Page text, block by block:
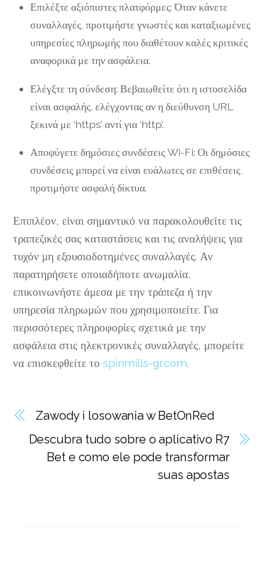
Επιλέξτε αξιόπιστες πλατφόρμες: Όταν κάνετε
συναλλαγές, προτιμήστε γνωστές και καταξιωμένες
υπηρεσίες πληρωμής που διαθέτουν καλές κριτικές
αναφορικά με την ασφάλεια.
Ελέγξτε τη σύνδεση: Βεβαιωθείτε ότι η ιστοσελίδα
είναι ασφαλής, ελέγχοντας αν η διεύθυνση URL
ξεκινά με ‘https’ αντί για ‘http’.
Αποφύγετε δημόσιες συνδέσεις Wi-Fi: Οι δημόσιες
συνδέσεις μπορεί να είναι ευάλωτες σε επιθέσεις,
προτιμήστε ασφαλή δίκτυα.
Επιπλέον, είναι σημαντικό να παρακολουθείτε τις
τραπεζικές σας καταστάσεις και τις αναλήψεις για
τυχόν μη εξουσιοδοτημένες συναλλαγές. Αν
παρατηρήσετε οποιαδήποτε ανωμαλία,
επικοινωνήστε άμεσα με την τράπεζα ή την
υπηρεσία πληρωμών που χρησιμοποιείτε. Για
περισσότερες πληροφορίες σχετικά με την
ασφάλεια στις ηλεκτρονικές συναλλαγές, μπορείτε
να επισκεφθείτε τοspinmills-gr.com.
Zawody i losowania w BetOnRed
Descubra tudo sobre o aplicativo R7
Bet e como ele pode transformar
suas apostas